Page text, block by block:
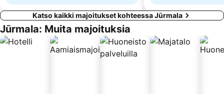
Katso kaikki majoitukset kohteessa Jūrmala
Jūrmala: Muita majoituksia